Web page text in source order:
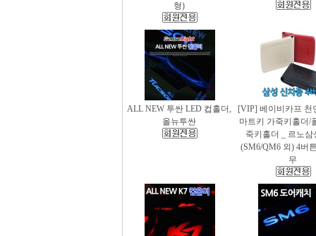
형)
ALL NEW 투싼 LED 컵홀더,
올뉴투싼
[VIP] 베이비카프 천
마트키 가죽키홀더/
죽키홀더 _ 르노삼
(SM6/QM6 외) 4버
무